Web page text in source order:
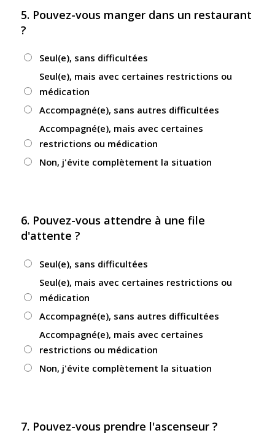
5. Pouvez-vous manger dans un restaurant
?
Seul(e), sans difficultées
Seul(e), mais avec certaines restrictions ou
médication
Accompagné(e), sans autres difficultées
Accompagné(e), mais avec certaines
restrictions ou médication
Non, j'évite complètement la situation
6. Pouvez-vous attendre à une file
d'attente ?
Seul(e), sans difficultées
Seul(e), mais avec certaines restrictions ou
médication
Accompagné(e), sans autres difficultées
Accompagné(e), mais avec certaines
restrictions ou médication
Non, j'évite complètement la situation
7. Pouvez-vous prendre l'ascenseur ?